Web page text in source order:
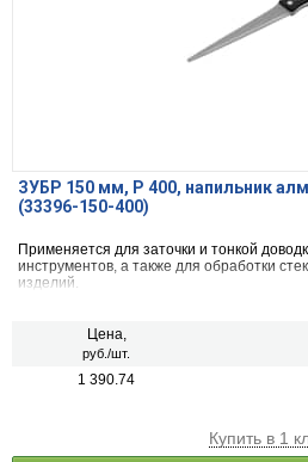
ЗУБР 150 мм, Р 400, напильник
(33396-150-400)
Применяется для заточки и тонкой
инструментов, а также для обработки
изделий.
Цена,
руб./шт.
1 390.74
Купить в 1